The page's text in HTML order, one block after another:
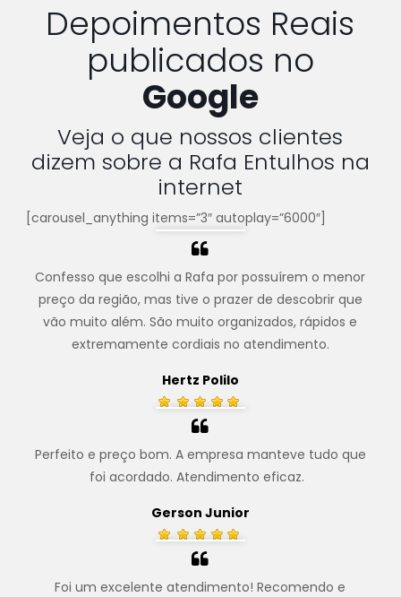
Depoimentos Reais
publicados no
Google
Veja o que nossos clientes
dizem sobre a Rafa Entulhos na
internet
[carousel_anything items=”3″ autoplay=”6000″]
Confesso que escolhi a Rafa por possuírem o menor
preço da região, mas tive o prazer de descobrir que
vão muito além. São muito organizados, rápidos e
extremamente cordiais no atendimento.
Hertz Polilo
Perfeito e preço bom. A empresa manteve tudo que
foi acordado. Atendimento eficaz.
Gerson Junior
Foi um excelente atendimento! Recomendo e